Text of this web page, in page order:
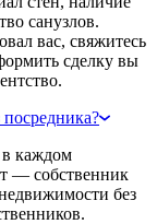
санузлов.
вас, свяжитесь
сделку вы
каждом
— собственник
без